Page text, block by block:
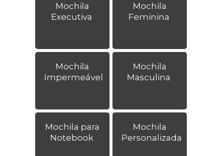
Mochila
Executiva
Mochila
Feminina
Mochila
Impermeável
Mochila
Masculina
Mochila para
Notebook
Mochila
Personalizada